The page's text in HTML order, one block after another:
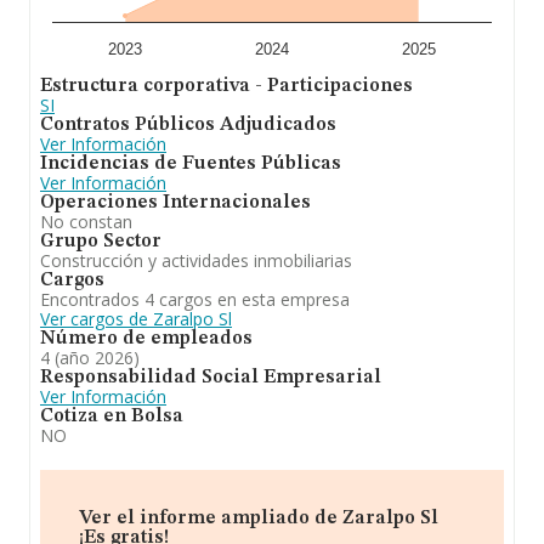
empresas es de 1; la antigüedad desde la constitución
es de 23 años.
inmobiliarios de todo tipo. En cuanto a la posición en el
ranking de sectores, la empresa ha ganado posiciones.
Se ha posicionado mejor en el ranking nacional (de
todas las empresas presentes en el territorio) frente al
2024.
2023 2024 2025
Estructura corporativa - Participaciones
SI
Contratos Públicos Adjudicados
Ver Información
Incidencias de Fuentes Públicas
Ver Información
Operaciones Internacionales
No constan
Grupo Sector
Construcción y actividades inmobiliarias
Cargos
Encontrados 4 cargos en esta empresa
Ver cargos de Zaralpo Sl
Número de empleados
4 (año 2026)
Responsabilidad Social Empresarial
Ver Información
Cotiza en Bolsa
NO
Ver el informe ampliado de Zaralpo Sl
¡Es gratis!